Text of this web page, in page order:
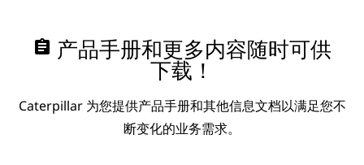
assignment 产品手册和更多内容随时可供
下载！
Caterpillar 为您提供产品手册和其他信息文档以满足您不
断变化的业务需求。